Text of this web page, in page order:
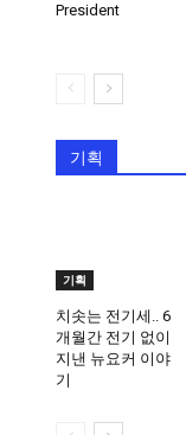
President
기획
기획
치솟는 전기세.. 6
개월간 전기 없이
지낸 뉴요커 이야
기